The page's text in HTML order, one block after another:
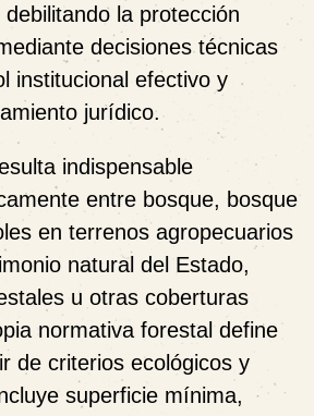
debilitando la protección
decisiones técnicas
institucional efectivo y
jurídico.
indispensable
entre bosque, bosque
en terrenos agropecuarios
natural del Estado,
u otras coberturas
normativa forestal define
de criterios ecológicos y
superficie mínima,